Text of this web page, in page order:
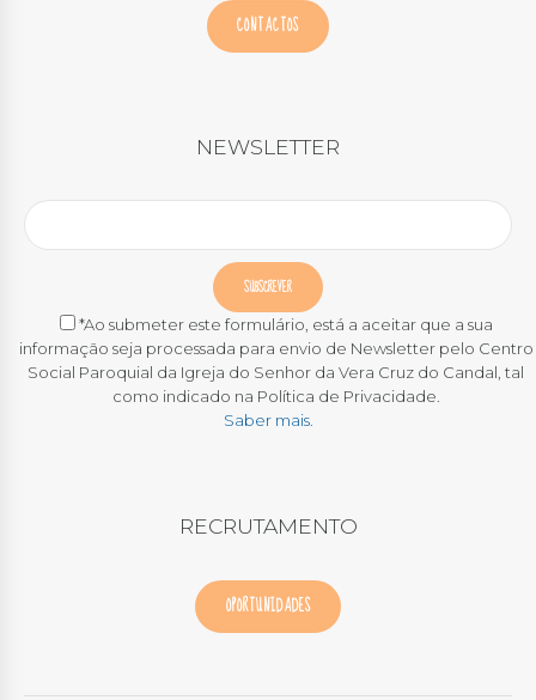
CONTACTOS
NEWSLETTER
*Ao submeter este formulário, está a aceitar que a sua
informação seja processada para envio de Newsletter pelo Centro
Social Paroquial da Igreja do Senhor da Vera Cruz do Candal, tal
como indicado na Política de Privacidade.
Saber mais.
RECRUTAMENTO
OPORTUNIDADES